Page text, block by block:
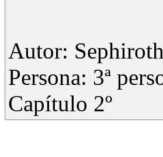
Autor: Sephiroth
Persona: 3ª
Capítulo 2º